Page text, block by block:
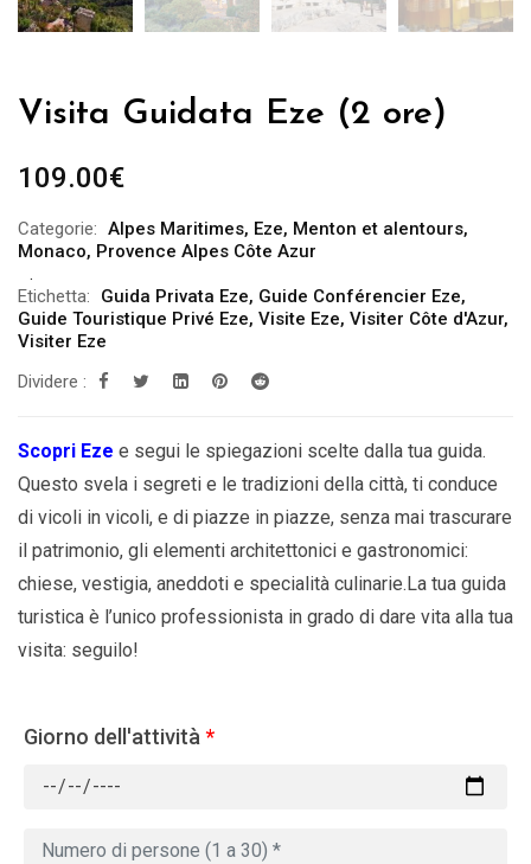
Visita Guidata Eze (2 ore)
109.00€
Categorie: Alpes Maritimes, Eze, Menton et alentours,
Monaco, Provence Alpes Côte Azur
Etichetta: Guida Privata Eze, Guide Conférencier Eze,
Guide Touristique Privé Eze, Visite Eze, Visiter Côte d'Azur,
Visiter Eze
Dividere :
Scopri Eze e segui le spiegazioni scelte dalla tua guida.
Questo svela i segreti e le tradizioni della città, ti conduce
di vicoli in vicoli, e di piazze in piazze, senza mai trascurare
il patrimonio, gli elementi architettonici e gastronomici:
chiese, vestigia, aneddoti e specialità culinarie.La tua guida
turistica è l’unico professionista in grado di dare vita alla tua
visita: seguilo!
Giorno dell'attività *